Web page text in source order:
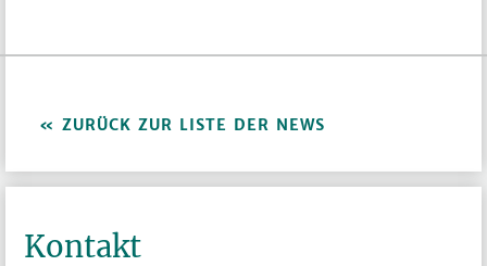
ZURÜCK ZUR LISTE DER NEWS
Kontakt